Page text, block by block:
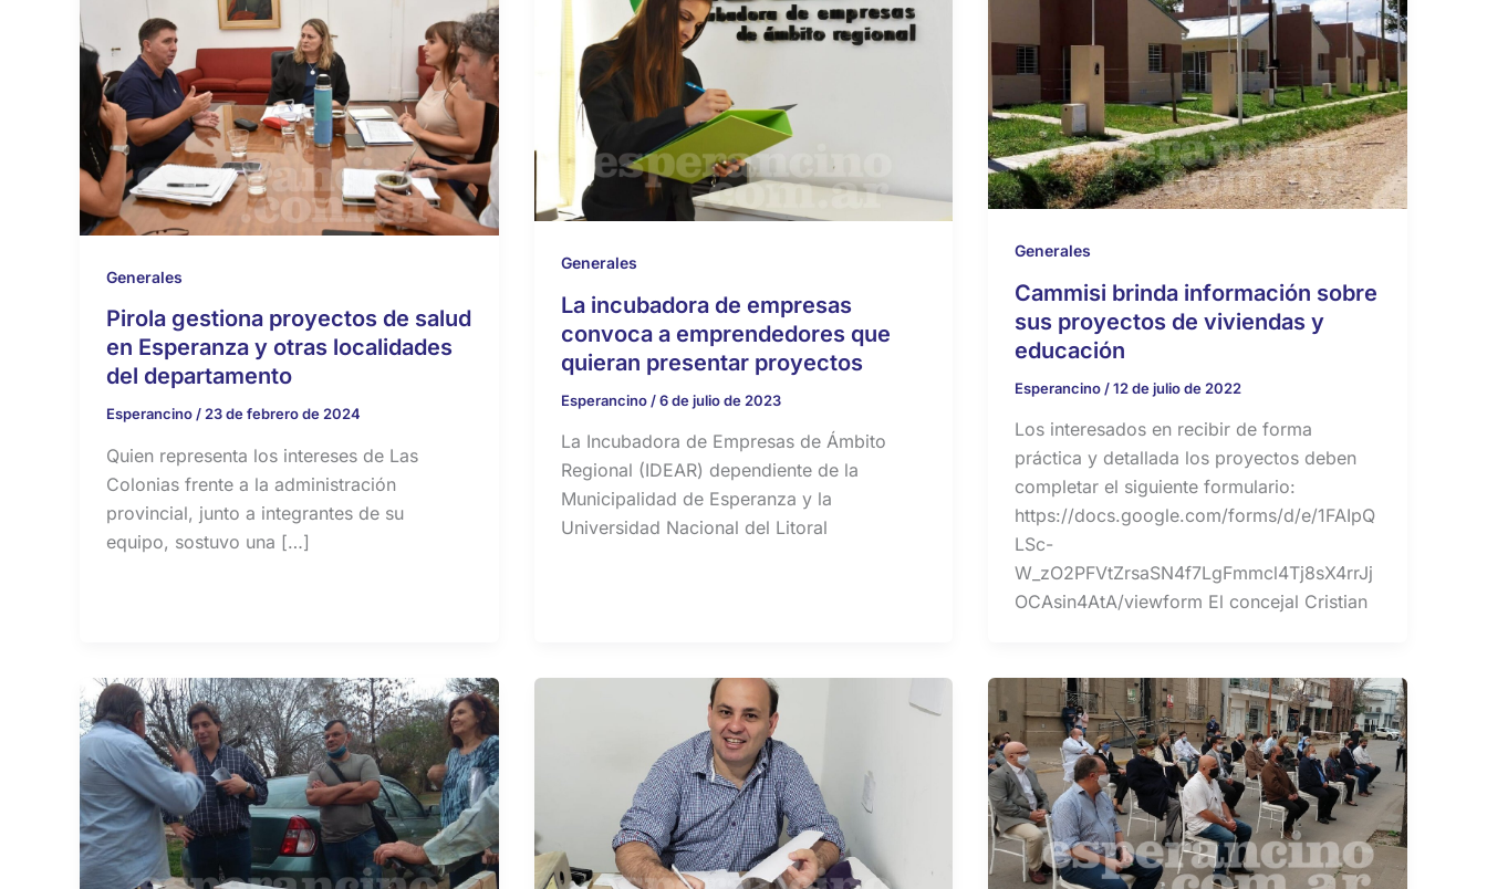
Generales
Pirola gestiona proyectos de salud
en Esperanza y otras localidades
del departamento
Esperancino/23 de febrero de 2024
Quien representa los intereses de Las
Colonias frente a la administración
provincial, junto a integrantes de su
equipo, sostuvo una […]
Generales
La incubadora de empresas
convoca a emprendedores que
quieran presentar proyectos
Esperancino /6 de julio de 2023
La Incubadora de Empresas de Ámbito
Regional (IDEAR) dependiente de la
Municipalidad de Esperanza y la
Universidad Nacional del Litoral
Generales
Cammisi brinda información sobre
sus proyectos de viviendas y
educación
Esperancino /12 de julio de 2022
Los interesados en recibir de forma
práctica y detallada los proyectos deben
completar el siguiente formulario:
https://docs.google.com/forms/d/e/1FAIpQ
LSc-
W_zO2PFVtZrsaSN4f7LgFmmcl4Tj8sX4rrJj
OCAsin4AtA/viewform El concejal Cristian